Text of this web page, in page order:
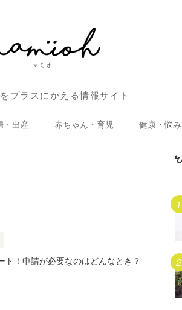
プラスにかえる情報サイト
・出産 赤ちゃん・育児 健康・悩み
！申請が必要なのはどんなとき？